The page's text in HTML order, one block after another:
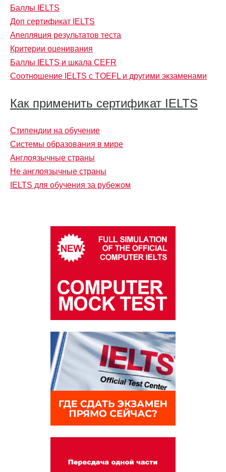
Баллы IELTS
Доп сертификат IELTS
Апелляция результатов теста
Критерии оценивания
Баллы IELTS и шкала CEFR
Соотношение IELTS с TOEFL и другими экзаменами
Как применить сертификат IELTS
Стипендии на обучение
Системы образования в мире
Англоязычные страны
Не англоязычные страны
IELTS для обучения за рубежом